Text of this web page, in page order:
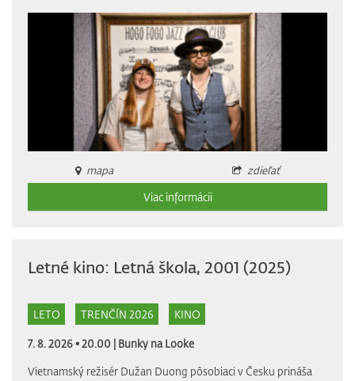
mapa
zdieľať
Viac informácii
Letné kino: Letná škola, 2001 (2025)
LETO TRENČÍN 2026 KINO
7. 8. 2026 • 20.00 | Bunky na Looke
Vietnamský režisér Dužan Duong pôsobiaci v Česku prináša